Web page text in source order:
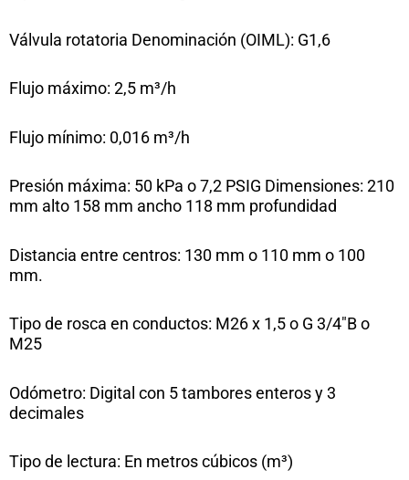
Válvula rotatoria Denominación (OIML): G1,6
Flujo máximo: 2,5 m³/h
Flujo mínimo: 0,016 m³/h
Presión máxima: 50 kPa o 7,2 PSIG Dimensiones: 210
mm alto 158 mm ancho 118 mm profundidad
Distancia entre centros: 130 mm o 110 mm o 100
mm.
Tipo de rosca en conductos: M26 x 1,5 o G 3/4″B o
M25
Odómetro: Digital con 5 tambores enteros y 3
decimales
Tipo de lectura: En metros cúbicos (m³)